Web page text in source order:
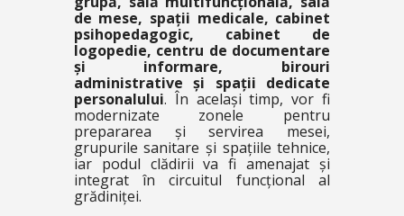
de mese, spații medicale, cabinet
psihopedagogic, cabinet de
logopedie, centru de documentare
și informare, birouri
administrative și spații dedicate
personalului. În același timp, vor fi
modernizate zonele pentru
prepararea și servirea mesei,
grupurile sanitare și spațiile tehnice,
iar podul clădirii va fi amenajat și
integrat în circuitul funcțional al
grădiniței.